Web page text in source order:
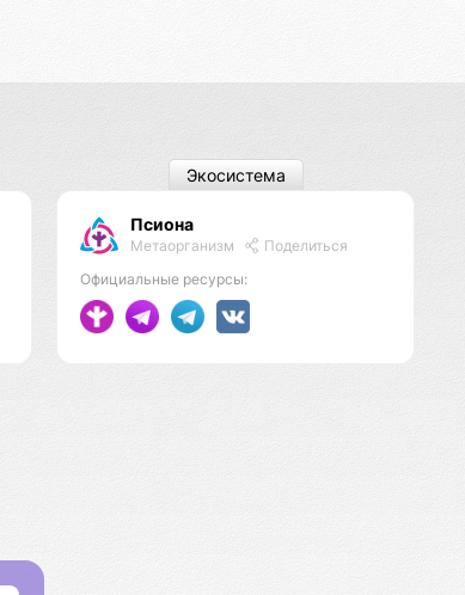
Псиона
Метаорганизм
Поделиться
Официальные ресурсы:
Экосистема